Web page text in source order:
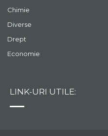
Chimie
Diverse
Drept
Economie
LINK-URI UTILE: